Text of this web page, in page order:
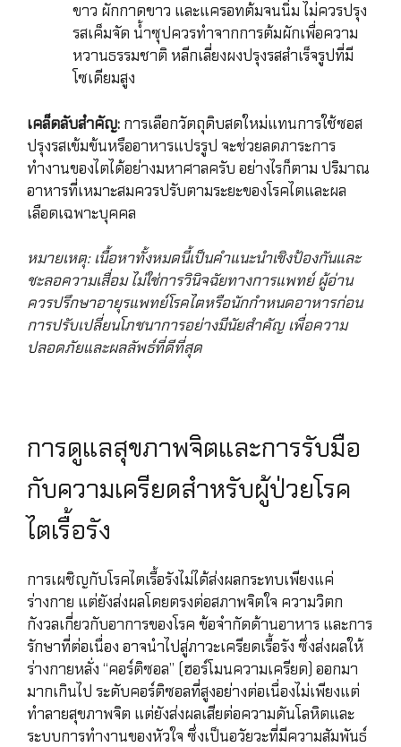
ขาว ผักกาดขาว และแครอทต้มจนนิ่ม ไม่ควรปรุง
รสเค็มจัด น้ำซุปควรทำจากการต้มผักเพื่อความ
หวานธรรมชาติ หลีกเลี่ยงผงปรุงรสสำเร็จรูปที่มี
โซเดียมสูง
เคล็ดลับสำคัญ: การเลือกวัตถุดิบสดใหม่แทนการใช้ซอส
ปรุงรสเข้มข้นหรืออาหารแปรรูป จะช่วยลดภาระการ
ทำงานของไตได้อย่างมหาศาลครับ อย่างไรก็ตาม ปริมาณ
อาหารที่เหมาะสมควรปรับตามระยะของโรคไตและผล
เลือดเฉพาะบุคคล
หมายเหตุ: เนื้อหาทั้งหมดนี้เป็นคำแนะนำเชิงป้องกันและ
ชะลอความเสื่อม ไม่ใช่การวินิจฉัยทางการแพทย์ ผู้อ่าน
ควรปรึกษาอายุรแพทย์โรคไตหรือนักกำหนดอาหารก่อน
การปรับเปลี่ยนโภชนาการอย่างมีนัยสำคัญ เพื่อความ
ปลอดภัยและผลลัพธ์ที่ดีที่สุด
การดูแลสุขภาพจิตและการรับมือ
กับความเครียดสำหรับผู้ป่วยโรค
ไตเรื้อรัง
การเผชิญกับโรคไตเรื้อรังไม่ได้ส่งผลกระทบเพียงแค่
ร่างกาย แต่ยังส่งผลโดยตรงต่อสภาพจิตใจ ความวิตก
กังวลเกี่ยวกับอาการของโรค ข้อจำกัดด้านอาหาร และการ
รักษาที่ต่อเนื่อง อาจนำไปสู่ภาวะเครียดเรื้อรัง ซึ่งส่งผลให้
ร่างกายหลั่ง “คอร์ติซอล” (ฮอร์โมนความเครียด) ออกมา
มากเกินไป ระดับคอร์ติซอลที่สูงอย่างต่อเนื่องไม่เพียงแต่
ทำลายสุขภาพจิต แต่ยังส่งผลเสียต่อความดันโลหิตและ
ระบบการทำงานของหัวใจ ซึ่งเป็นอวัยวะที่มีความสัมพันธ์